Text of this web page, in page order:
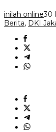
inilah online30
Berita, DKI